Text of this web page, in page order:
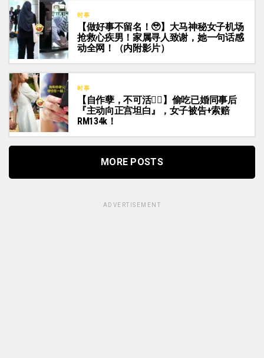
时事
【做好事不留名！🥹】大马神秘女子机场
抢救心疾男！家属寻人致谢，她一句话感
动全网！（内附影片）
时事
【自作孽，不可活🤷‍♀️】偷吃已婚同事后
『主动向正宫坦白』，女子被告+索赔
RM134k！
MORE POSTS
ADVERTISEMENT